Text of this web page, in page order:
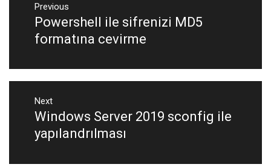
dolaşımı
Previous
Previous
post:
Powershell ile sifrenizi MD5
formatına cevirme
Next
Next
post:
Windows Server 2019 sconfig ile
yapılandrılması